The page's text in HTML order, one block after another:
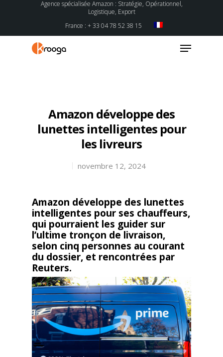
Agence spécialisée Amazon : Stratégie, Opérationnel,
Logistique, Export
France : + 33 04 78 52 38 15
Amazon développe des
lunettes intelligentes pour
les livreurs
novembre 12, 2024
Amazon développe des lunettes
intelligentes pour ses chauffeurs,
qui pourraient les guider sur
l’ultime tronçon de livraison,
selon cinq personnes au courant
du dossier, et rencontrées par
Reuters.